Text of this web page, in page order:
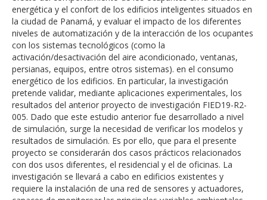
energética y el confort de los edificios inteligentes situados en
la ciudad de Panamá, y evaluar el impacto de los diferentes
niveles de automatización y de la interacción de los ocupantes
con los sistemas tecnológicos (como la
activación/desactivación del aire acondicionado, ventanas,
persianas, equipos, entre otros sistemas). en el consumo
energético de los edificios. En particular, la investigación
pretende validar, mediante aplicaciones experimentales, los
resultados del anterior proyecto de investigación FIED19-R2-
005. Dado que este estudio anterior fue desarrollado a nivel
de simulación, surge la necesidad de verificar los modelos y
resultados de simulación. Es por ello, que para el presente
proyecto se considerarán dos casos prácticos relacionados
con dos usos diferentes, el residencial y el de oficinas. La
investigación se llevará a cabo en edificios existentes y
requiere la instalación de una red de sensores y actuadores,